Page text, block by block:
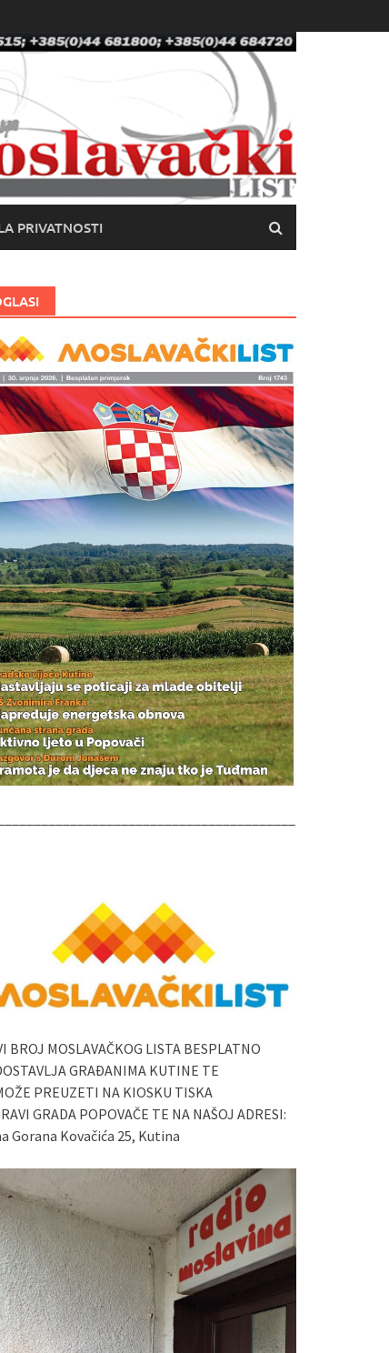
PRIVATNOSTI
BROJ MOSLAVAČKOG LISTA BESPLATNO
GRAĐANIMA KUTINE TE
PREUZETI NA KIOSKU TISKA
GRADA POPOVAČE TE NA NAŠOJ ADRESI:
Gorana Kovačića 25, Kutina